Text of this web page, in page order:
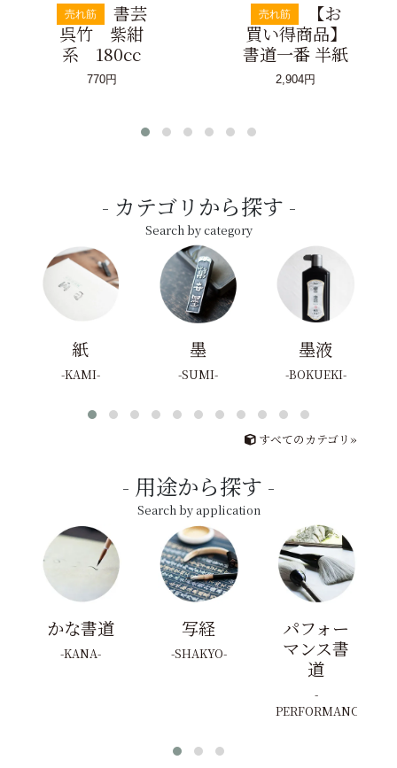
売れ筋
書芸
呉竹 紫紺
系 180cc
770円
売れ筋
【お
買い得商品】
書道一番 半紙
2,904円
カテゴリから探す
Search by category
紙
KAMI
墨
SUMI
墨液
BOKUEKI
すべてのカテゴリ»
用途から探す
Search by application
かな書道
KANA
写経
SHAKYO
パフォー
マンス書
道
PERFORMANCE